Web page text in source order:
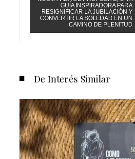
GUÍA INSPIRADORA PARA
RESIGNIFICAR LA JUBILACIÓN Y
CONVERTIR LA SOLEDAD EN UN
CAMINO DE PLENITUD
De Interés Similar